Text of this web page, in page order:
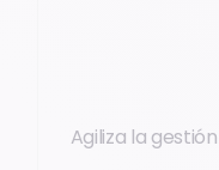
Agiliza la